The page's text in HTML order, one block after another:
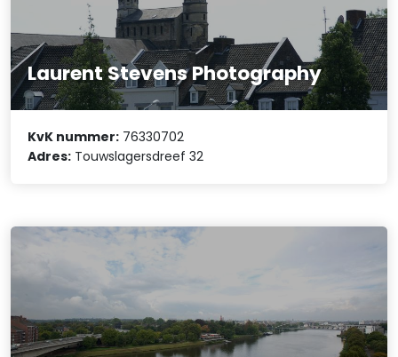
Laurent Stevens Photography
KvK nummer: 76330702
Adres: Touwslagersdreef 32